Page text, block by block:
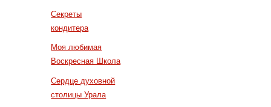
Секреты
кондитера
Моя любимая
Воскресная Школа
Сердце духовной
столицы Урала